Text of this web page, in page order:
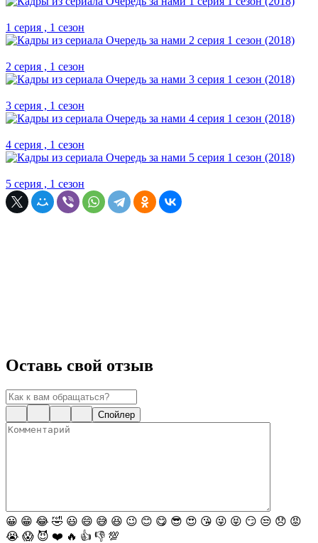
1 серия , 1 сезон
2 серия , 1 сезон
3 серия , 1 сезон
4 серия , 1 сезон
5 серия , 1 сезон
Оставь свой отзыв
Спойлер
😀 😁 😂 🤣 😃 😄 😅 😆 😉 😊 😋 😎 😍 😘 😜 😝 😏 😒 😞 😡
😭 😱 😈 ❤️ 🔥 👍 👎 💯